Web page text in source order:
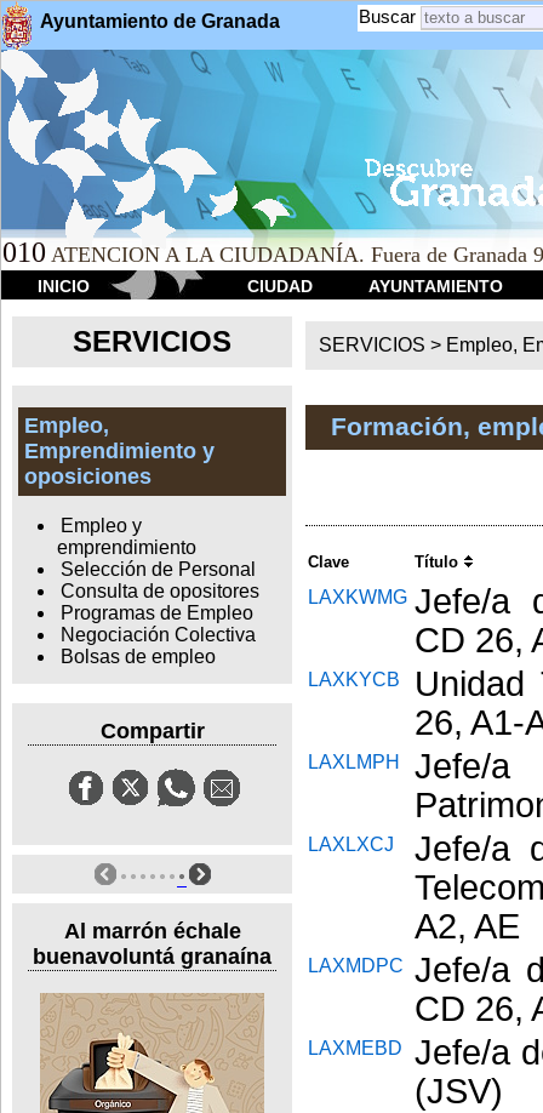
Ayuntamiento de Granada Buscar
010 ATENCION A LA CIUDADANÍA. Fuera de Granada
INICIO CIUDAD AYUNTAMIENTO
SERVICIOS
Empleo,
Emprendimiento y
oposiciones
Empleo y
emprendimiento
Selección de Personal
Consulta de opositores
Programas de Empleo
Negociación Colectiva
Bolsas de empleo
Compartir
Al marrón échale
buenavoluntá granaína
SERVICIOS > Empleo,
Formación,
Clave Título
LAXKWMG Jefe/a
CD 26,
LAXKYCB
26, A1-
LAXLMPH
Jefe/
LAXLXCJ
Jefe/a
A2, AE
LAXMDPC Jefe/a
CD 26,
LAXMEBD
Jefe/a
(JSV)